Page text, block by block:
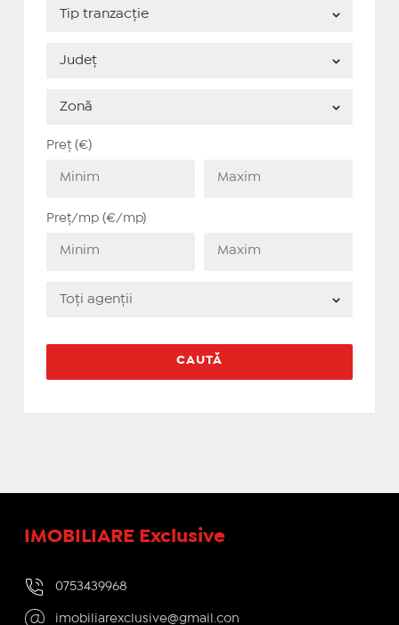
Preț (€)
Preț/mp (€/mp)
IMOBILIARE Exclusive
0753439968
imobiliarexclusive@gmail.con